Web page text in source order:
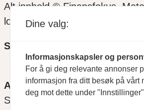
Alt innhold © Finansfokus.
lov eller avtale med Kopinor
SOSIALE MEDIER
ANSVARLIG REDAKTØR
Svein Åge Eriksen
Dine valg:
Informasjonskapsler og
For å gi deg relevante annonser
informasjon fra ditt besøk på vårt
deg mot dette under